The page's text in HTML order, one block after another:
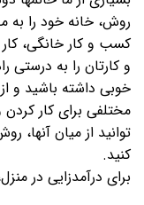
روش، خانه خود را به
کسب و کار خانگی،
و کارتان را به درستی
خوبی داشته باشید و
مختلفی برای کار
توانید از میان آنها،
کنید.
برای درآمدزایی در